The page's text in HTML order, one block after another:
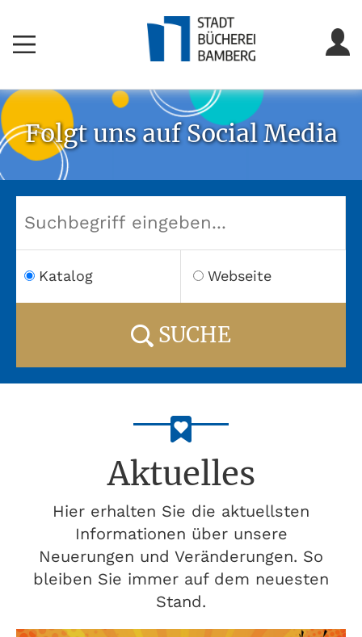
Folgt uns auf Social Media
Katalog Webseite
SUCHE
Aktuelles
Hier erhalten Sie die aktuellsten
Informationen über unsere
Neuerungen und Veränderungen. So
bleiben Sie immer auf dem neuesten
Stand.